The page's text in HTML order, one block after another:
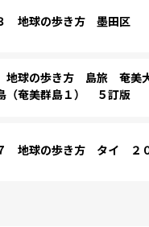
地球の歩き方 墨田区
地球の歩き方 島旅 奄美
（奄美群島１） ５訂版
地球の歩き方 タイ ２